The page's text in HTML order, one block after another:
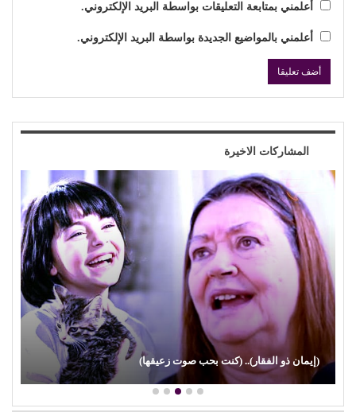
أعلمني بمتابعة التعليقات بواسطة البريد الإلكتروني.
أعلمني بالمواضيع الجديدة بواسطة البريد الإلكتروني.
المشاركات الاخيرة
(إيمان ذو الفقار).. (كنت بحب صوت زعيقها)